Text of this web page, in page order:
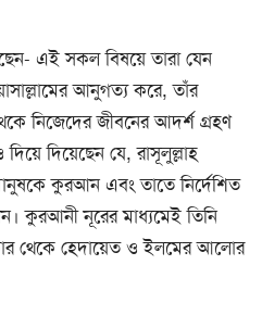
এই সকল বিষয়ে তারা যেন
আনুগত্য করে, তাঁর
নিজেদের জীবনের আদর্শ গ্রহণ
দিয়েছেন যে, রাসূলুল্লাহ
মানুষকে কুরআন এবং তাতে নির্দেশিত
কুরআনী নূরের মাধ্যমেই তিনি
থেকে হেদায়েত ও ইলমের আলোর